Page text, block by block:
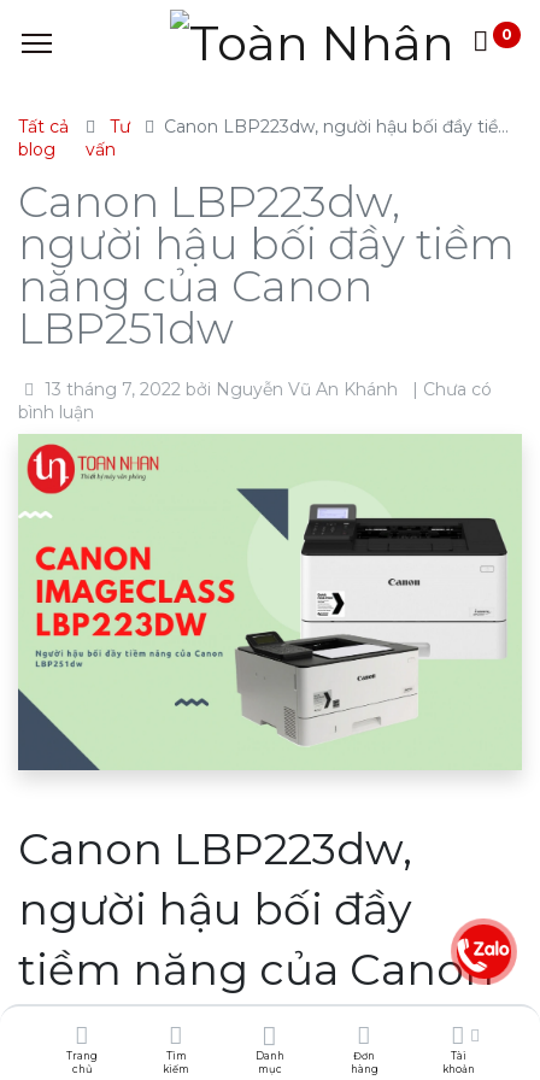
Trang
chủ
Tìm
kiếm
Danh
mục
Đơn
hàng
Tài
khoản
0
Tất cả
blog
Tư
vấn
Canon LBP223dw, người hậu bối đầy tiềm năng của Canon LBP251dw
Canon LBP223dw,
người hậu bối đầy tiềm
năng của Canon
LBP251dw
13 tháng 7, 2022 bởi Nguyễn Vũ An Khánh
| Chưa có
bình luận
Canon LBP223dw,
người hậu bối đầy
tiềm năng của Canon
LBP251dw